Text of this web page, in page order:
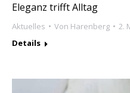
Eleganz trifft Alltag
Aktuelles Von Harenberg
2.
Details